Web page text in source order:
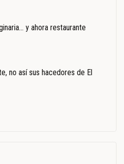
y ahora restaurante
no así sus hacedores de El